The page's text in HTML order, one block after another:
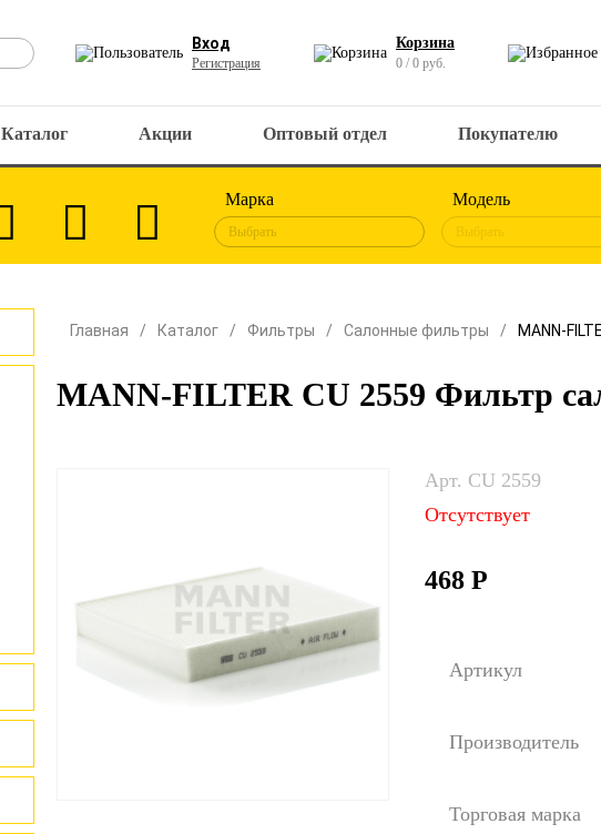
Вход
Регистрация
Корзина
0 / 0 руб.
Каталог Акции Оптовый отдел Покупателю
Марка
Выбрать
Модель
Выбрать
Главная Каталог Фильтры Салонные фильтры MANN-
MANN-FILTER CU 2559 Фильтр
Арт. CU 2559
Отсутствует
468 Р
Артикул
Производитель
Торговая марка